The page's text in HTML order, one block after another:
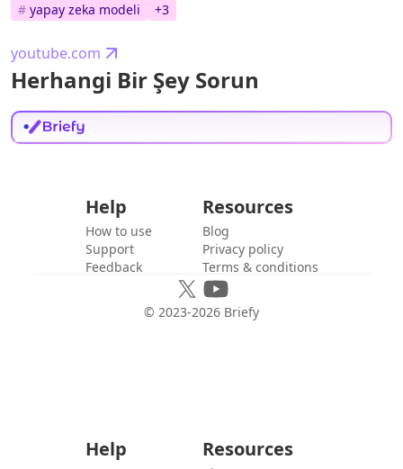
# yapay zeka modeli +3
youtube.com
Herhangi Bir Şey Sorun
Help
How to use
Support
Feedback
Resources
Blog
Privacy policy
Terms & conditions
© 2023-2026 Briefy
Help Resources